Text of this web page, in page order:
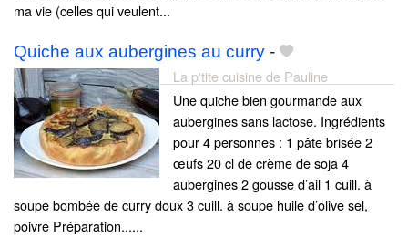
ma vie (celles qui veulent...
Quiche aux aubergines au curry -
La p'tite cuisine de Pauline
Une quiche bien gourmande aux
aubergines sans lactose. Ingrédients
pour 4 personnes : 1 pâte brisée 2
œufs 20 cl de crème de soja 4
aubergines 2 gousse d’ail 1 cuill. à
soupe bombée de curry doux 3 cuill. à soupe huile d’olive sel,
poivre Préparation......